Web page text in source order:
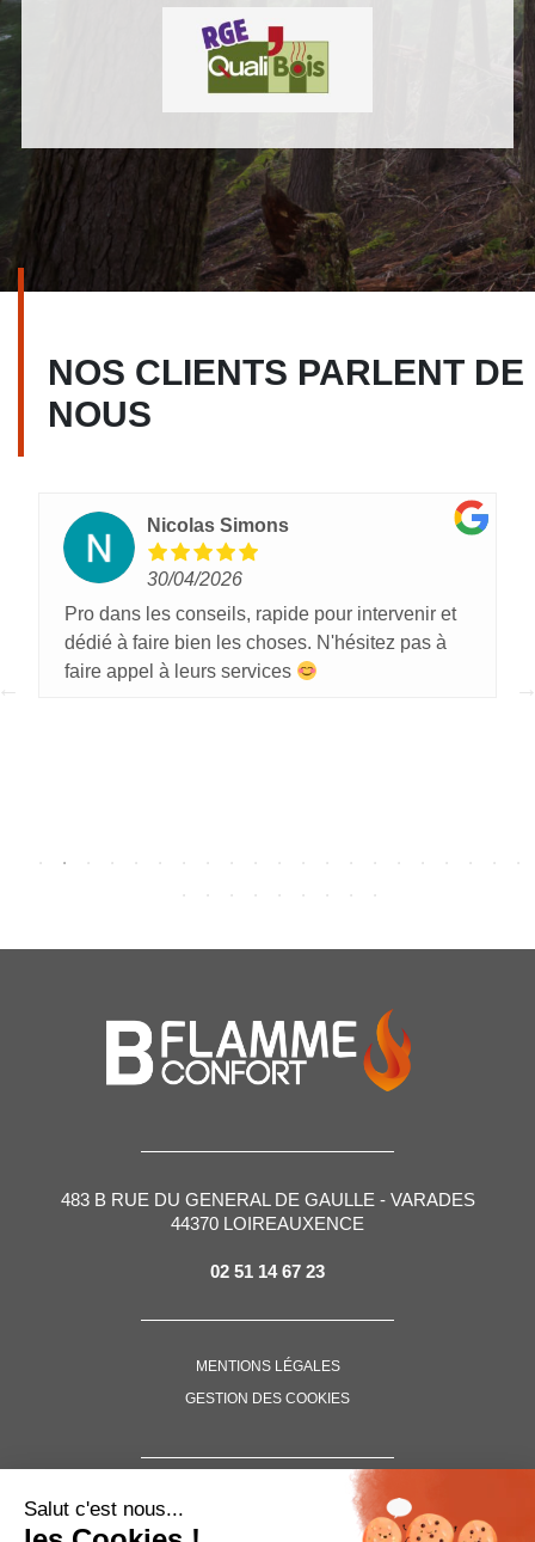
NOS CLIENTS PARLENT DE
NOUS
Nicolas Simons
30/04/2026
Pro dans les conseils, rapide pour intervenir et
dédié à faire bien les choses. N'hésitez pas à
faire appel à leurs services
483 B RUE DU GENERAL DE GAULLE - VARADES
44370 LOIREAUXENCE
02 51 14 67 23
MENTIONS LÉGALES
GESTION DES COOKIES
Salut c'est nous...